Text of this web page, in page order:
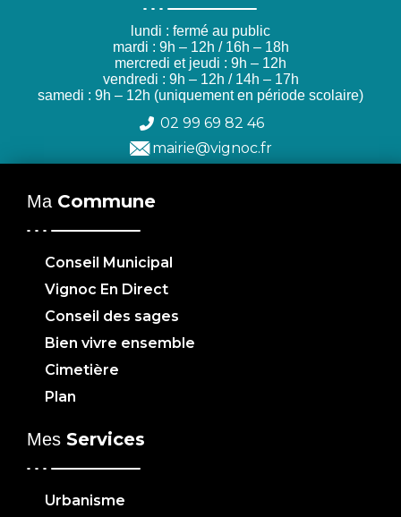
lundi : fermé au public
mardi : 9h – 12h / 16h – 18h
mercredi et jeudi : 9h – 12h
vendredi : 9h – 12h / 14h – 17h
samedi : 9h – 12h (uniquement en période scolaire)
02 99 69 82 46
mairie@vignoc.fr
Ma Commune
Conseil Municipal
Vignoc En Direct
Conseil des sages
Bien vivre ensemble
Cimetière
Plan
Mes Services
Urbanisme